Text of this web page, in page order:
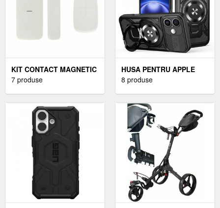
KIT CONTACT MAGNETIC
SI TELECOMANDA
7 produse
HUSA PENTRU APPLE
IPHONE 16, TECHSUIT
8 produse